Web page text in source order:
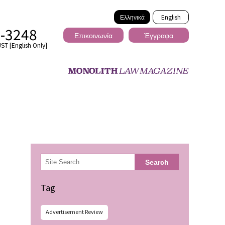
Ελληνικά English
3248
[English Only]
Επικοινωνία Έγγραφα
検
索 Search
Tag
Advertisement Review